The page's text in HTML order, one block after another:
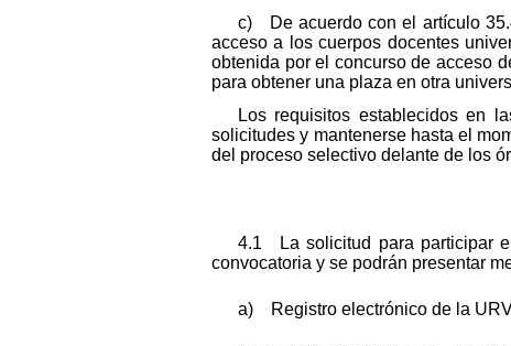
c) De acuerdo con el artículo
acceso a los cuerpos docentes
obtenida por el concurso de acceso
para obtener una plaza en otra
Los requisitos establecidos en
solicitudes y mantenerse hasta el
del proceso selectivo delante de los
4.1 La solicitud para participar
convocatoria y se podrán presentar
a) Registro electrónico de la